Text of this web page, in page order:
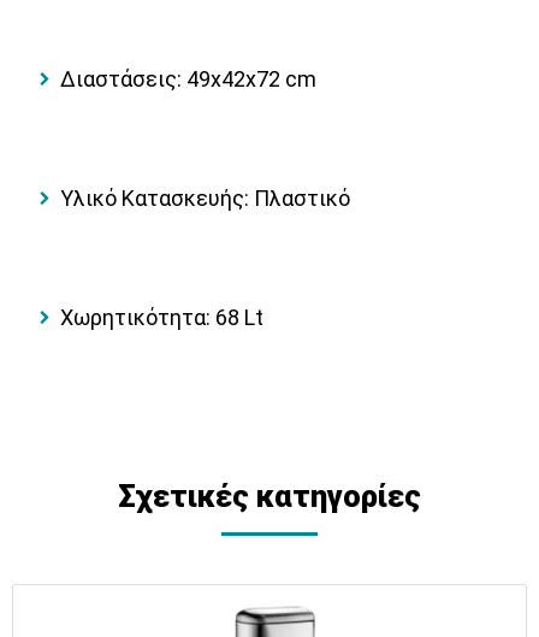
Διαστάσεις: 49x42x72 cm
Υλικό Κατασκευής: Πλαστικό
Χωρητικότητα: 68 Lt
Σχετικές κατηγορίες